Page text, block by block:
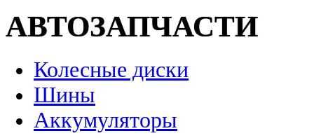
АВТОЗАПЧАСТИ
Колесные диски
Шины
Аккумуляторы